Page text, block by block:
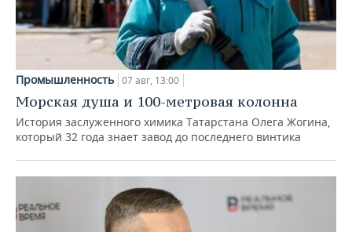
Промышленность 07 авг, 13:00
Морская душа и 100-метровая колонна
История заслуженного химика Татарстана Олега Жогина,
который 32 года знает завод до последнего винтика